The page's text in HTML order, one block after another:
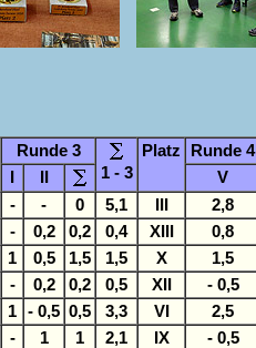
Runde 3
1 - 3
Platz
Runde 4
V
- - 0 5,1 2,8
- 0,2 0,2 0,4 XIII 0,8
1 0,5 1,5 1,5 X 1,5
- 0,2 0,2 0,5 XII - 0,5
1 - 0,5 0,5 3,3 VI 2,5
- 1 1 2,1 IX - 0,5